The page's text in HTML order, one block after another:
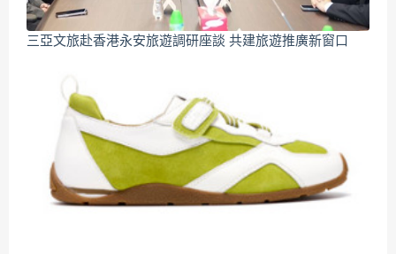
三亞文旅赴香港永安旅遊調研座談 共建旅遊推廣新窗口